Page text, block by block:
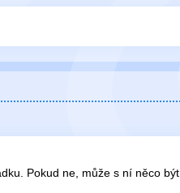
Pokud ne, může s ní něco být.